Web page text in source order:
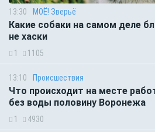
13:30 МОЁ! Зверьё
Какие собаки на самом деле
не хаски
1 1105
13:10 Происшествия
Что происходит на месте
без воды половину Воронежа
1 4930